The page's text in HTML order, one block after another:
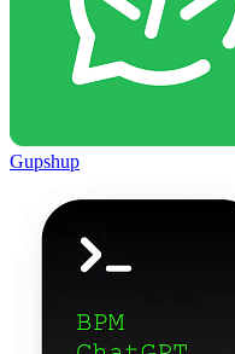
Gupshup